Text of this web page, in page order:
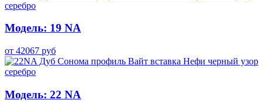
Модель: 19 NA
от 42067 руб
Модель: 22 NA